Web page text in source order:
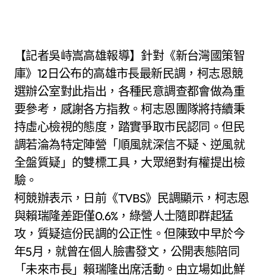
【記者吳峙嵩高雄報導】針對《新台灣國策智
庫》12日公布的高雄市長最新民調，柯志恩競
選辦公室對此指出，各種民意調查都會做為重
要參考，感謝各方指教。柯志恩團隊將持續秉
持虛心檢視的態度，踏實爭取市民認同。但民
調若淪為特定陣營「順風就深信不疑、逆風就
全盤質疑」的雙標工具，大眾絕對有權提出檢
驗。
柯競辦表示，日前《TVBS》民調顯示，柯志恩
與賴瑞隆差距僅0.6%，綠營人士隨即群起猛
攻，質疑這份民調的公正性。但陳致中早於今
年5月，就曾在個人臉書發文，公開表態陪同
「未來市長」賴瑞隆出席活動。由立場如此鮮